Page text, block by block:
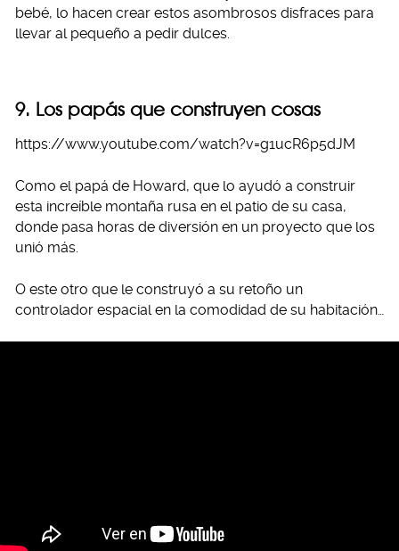
bebé, lo hacen crear estos asombrosos disfraces para
llevar al pequeño a pedir dulces.
9. Los papás que construyen cosas
https://www.youtube.com/watch?v=g1ucR6p5dJM
Como el papá de Howard, que lo ayudó a construir
esta increíble montaña rusa en el patio de su casa,
donde pasa horas de diversión en un proyecto que los
unió más.
O este otro que le construyó a su retoño un
controlador espacial en la comodidad de su habitación…